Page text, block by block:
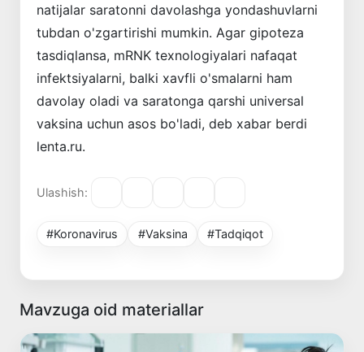
natijalar saratonni davolashga yondashuvlarni
tubdan o'zgartirishi mumkin. Agar gipoteza
tasdiqlansa, mRNK texnologiyalari nafaqat
infektsiyalarni, balki xavfli o'smalarni ham
davolay oladi va saratonga qarshi universal
vaksina uchun asos bo'ladi, deb xabar berdi
lenta.ru.
Ulashish:
#Koronavirus #Vaksina #Tadqiqot
Mavzuga oid materiallar